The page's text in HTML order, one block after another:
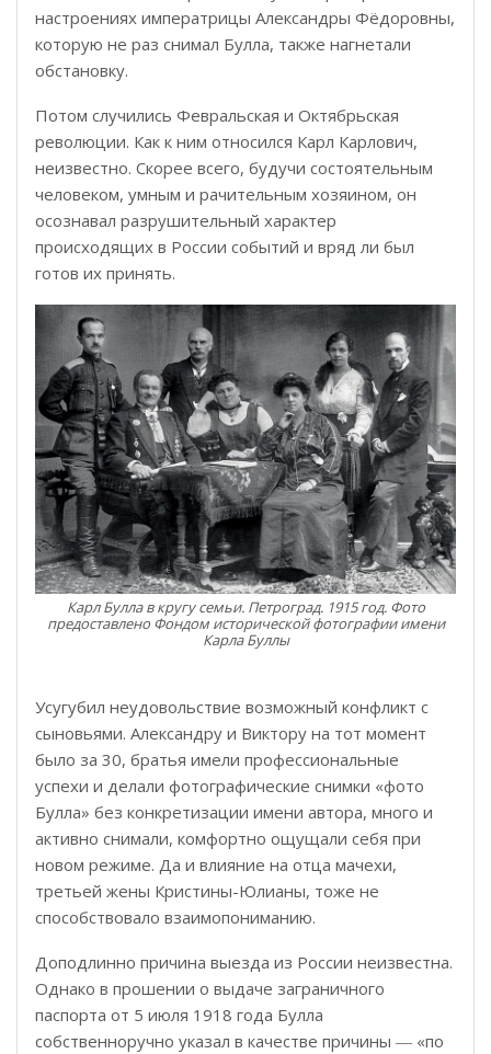
настроениях императрицы Александры Фёдоровны,
которую не раз снимал Булла, также нагнетали
обстановку.
Потом случились Февральская и Октябрьская
революции. Как к ним относился Карл Карлович,
неизвестно. Скорее всего, будучи состоятельным
человеком, умным и рачительным хозяином, он
осознавал разрушительный характер
происходящих в России событий и вряд ли был
готов их принять.
Карл Булла в кругу семьи. Петроград. 1915 год. Фото
предоставлено Фондом исторической фотографии имени
Карла Буллы
Усугубил неудовольствие возможный конфликт с
сыновьями. Александру и Виктору на тот момент
было за 30, братья имели профессиональные
успехи и делали фотографические снимки «фото
Булла» без конкретизации имени автора, много и
активно снимали, комфортно ощущали себя при
новом режиме. Да и влияние на отца мачехи,
третьей жены Кристины-Юлианы, тоже не
способствовало взаимопониманию.
Доподлинно причина выезда из России неизвестна.
Однако в прошении о выдаче заграничного
паспорта от 5 июля 1918 года Булла
собственноручно указал в качестве причины ― «по